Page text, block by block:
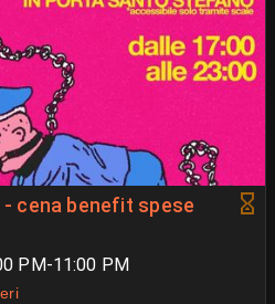
- cena benefit spese
PM-11:00 PM